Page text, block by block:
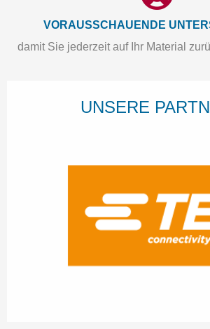
VORAUSSCHAUENDE
damit Sie jederzeit auf Ihr Material
UNSERE